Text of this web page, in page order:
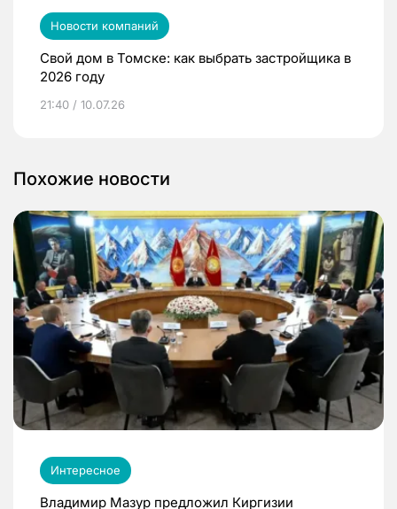
Новости компаний
Свой дом в Томске: как выбрать застройщика в
2026 году
21:40 / 10.07.26
Похожие новости
Интересное
Владимир Мазур предложил Киргизии